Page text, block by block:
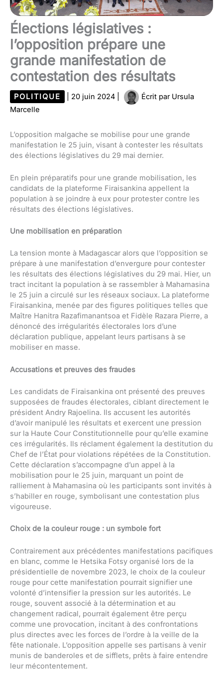
Élections législatives :
l’opposition prépare une
grande manifestation de
contestation des résultats
POLITIQUE 20 juin 2024 Écrit par Ursula
Marcelle
L’opposition malgache se mobilise pour une grande
manifestation le 25 juin, visant à contester les résultats
des élections législatives du 29 mai dernier.
En plein préparatifs pour une grande mobilisation, les
candidats de la plateforme Firaisankina appellent la
population à se joindre à eux pour protester contre les
résultats des élections législatives.
Une mobilisation en préparation
La tension monte à Madagascar alors que l’opposition se
prépare à une manifestation d’envergure pour contester
les résultats des élections législatives du 29 mai. Hier, un
tract incitant la population à se rassembler à Mahamasina
le 25 juin a circulé sur les réseaux sociaux. La plateforme
Firaisankina, menée par des figures politiques telles que
Maître Hanitra Razafimanantsoa et Fidèle Razara Pierre, a
dénoncé des irrégularités électorales lors d’une
déclaration publique, appelant leurs partisans à se
mobiliser en masse.
Accusations et preuves des fraudes
Les candidats de Firaisankina ont présenté des preuves
supposées de fraudes électorales, ciblant directement le
président Andry Rajoelina. Ils accusent les autorités
d’avoir manipulé les résultats et exercent une pression
sur la Haute Cour Constitutionnelle pour qu’elle examine
ces irrégularités. Ils réclament également la destitution du
Chef de l’État pour violations répétées de la Constitution.
Cette déclaration s’accompagne d’un appel à la
mobilisation pour le 25 juin, marquant un point de
ralliement à Mahamasina où les participants sont invités à
s’habiller en rouge, symbolisant une contestation plus
vigoureuse.
Choix de la couleur rouge : un symbole fort
Contrairement aux précédentes manifestations pacifiques
en blanc, comme le Hetsika Fotsy organisé lors de la
présidentielle de novembre 2023, le choix de la couleur
rouge pour cette manifestation pourrait signifier une
volonté d’intensifier la pression sur les autorités. Le
rouge, souvent associé à la détermination et au
changement radical, pourrait également être perçu
comme une provocation, incitant à des confrontations
plus directes avec les forces de l’ordre à la veille de la
fête nationale. L’opposition appelle ses partisans à venir
munis de banderoles et de sifflets, prêts à faire entendre
leur mécontentement.